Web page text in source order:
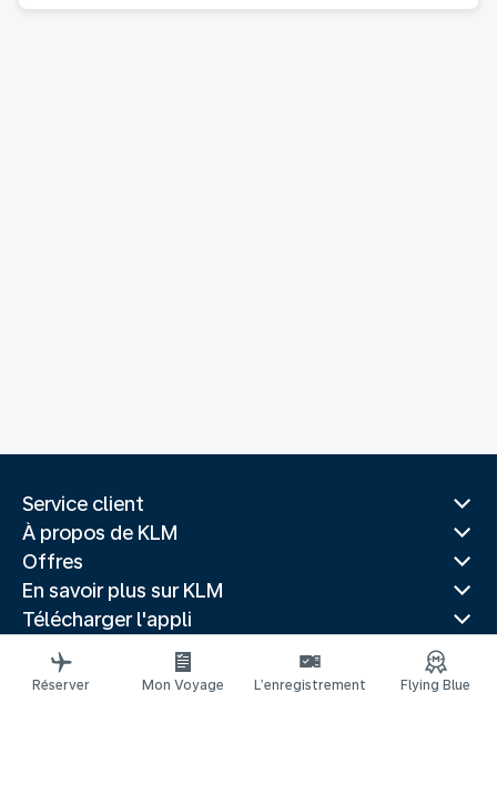
Service client
À propos de KLM
Offres
En savoir plus sur KLM
Télécharger l'appli
Sites Web associés
Guides de voyage
Réserver Mon Voyage L’enregistrement Flying Blue